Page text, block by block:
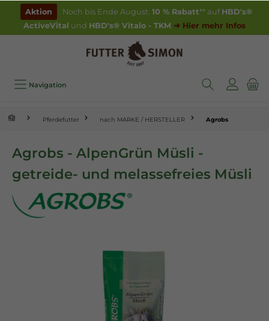
springen
Aktion Noch bis Ende August: 10 % Rabatt** auf HBD's®
ActiveVital und HBD's® Vitalo - TKM ➔ Hier mehr Infos
Navigation
Pferdefutter nach MARKE / HERSTELLER Agrobs
Agrobs - AlpenGrün Müsli -
getreide- und melassefreies Müsli